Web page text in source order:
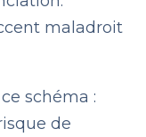
maladroit
schéma :
de